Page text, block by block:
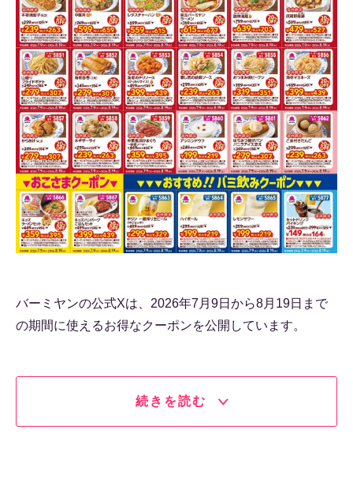
バーミヤンの公式Xは、2026年7月9日から8月19日まで
の期間に使えるお得なクーポンを公開しています。
続きを読む